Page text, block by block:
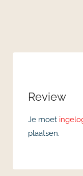
Review
Je moet
plaatsen.